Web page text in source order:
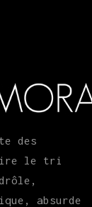
des
le tri
absurde